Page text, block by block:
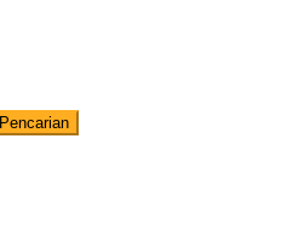
Pencarian